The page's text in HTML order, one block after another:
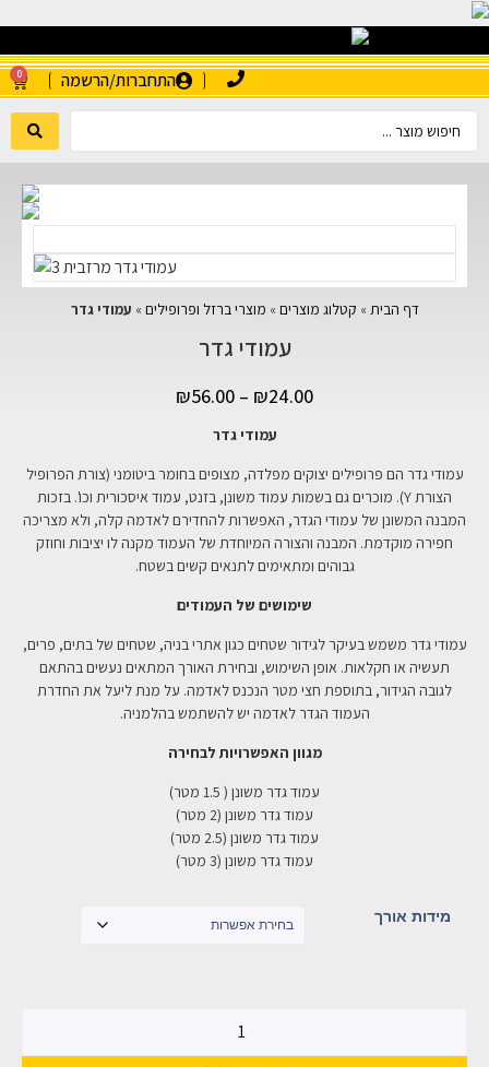
התחברות/הרשמה 0
דף הבית » קטלוג מוצרים » מוצרי ברזל ופרופילים » עמודי גדר
עמודי גדר
₪24.00
–
₪56.00
עמודי גדר
עמודי גדר הם פרופילים יצוקים מפלדה, מצופים בחומר ביטומני (צורת הפרופיל
הצורת Y). מוכרים גם בשמות עמוד משונן, בזנט, עמוד איסכורית וכו'. בזכות
המבנה המשונן של עמודי הגדר, האפשרות להחדירם לאדמה קלה, ולא מצריכה
חפירה מוקדמת. המבנה והצורה המיוחדת של העמוד מקנה לו יציבות וחוזק
גבוהים ומתאימים לתנאים קשים בשטח.
שימושים של העמודים
עמודי גדר משמש בעיקר לגידור שטחים כגון אתרי בניה, שטחים של בתים, פרים,
תעשיה או חקלאות. אופן השימוש, ובחירת האורך המתאים נעשים בהתאם
לגובה הגידור, בתוספת חצי מטר הנכנס לאדמה. על מנת ליעל את החדרת
העמוד הגדר לאדמה יש להשתמש בהלמניה.
מגוון האפשרויות לבחירה
עמוד גדר משונן ( 1.5 מטר)
עמוד גדר משונן (2 מטר)
עמוד גדר משונן (2.5 מטר)
עמוד גדר משונן (3 מטר)
מידות אורך